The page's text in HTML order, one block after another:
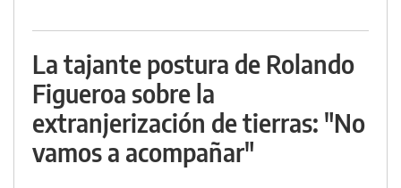
La tajante postura de Rolando
Figueroa sobre la
extranjerización de tierras: "No
vamos a acompañar"